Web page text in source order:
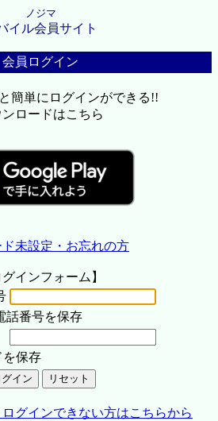
ノジマ
イル会員サイト
会員ログイン
簡単にログインができる!!
ンロードはこちら
未設定・お忘れの方
グインフォーム】
話番号を保存
を保存
グインできない方はこちらから